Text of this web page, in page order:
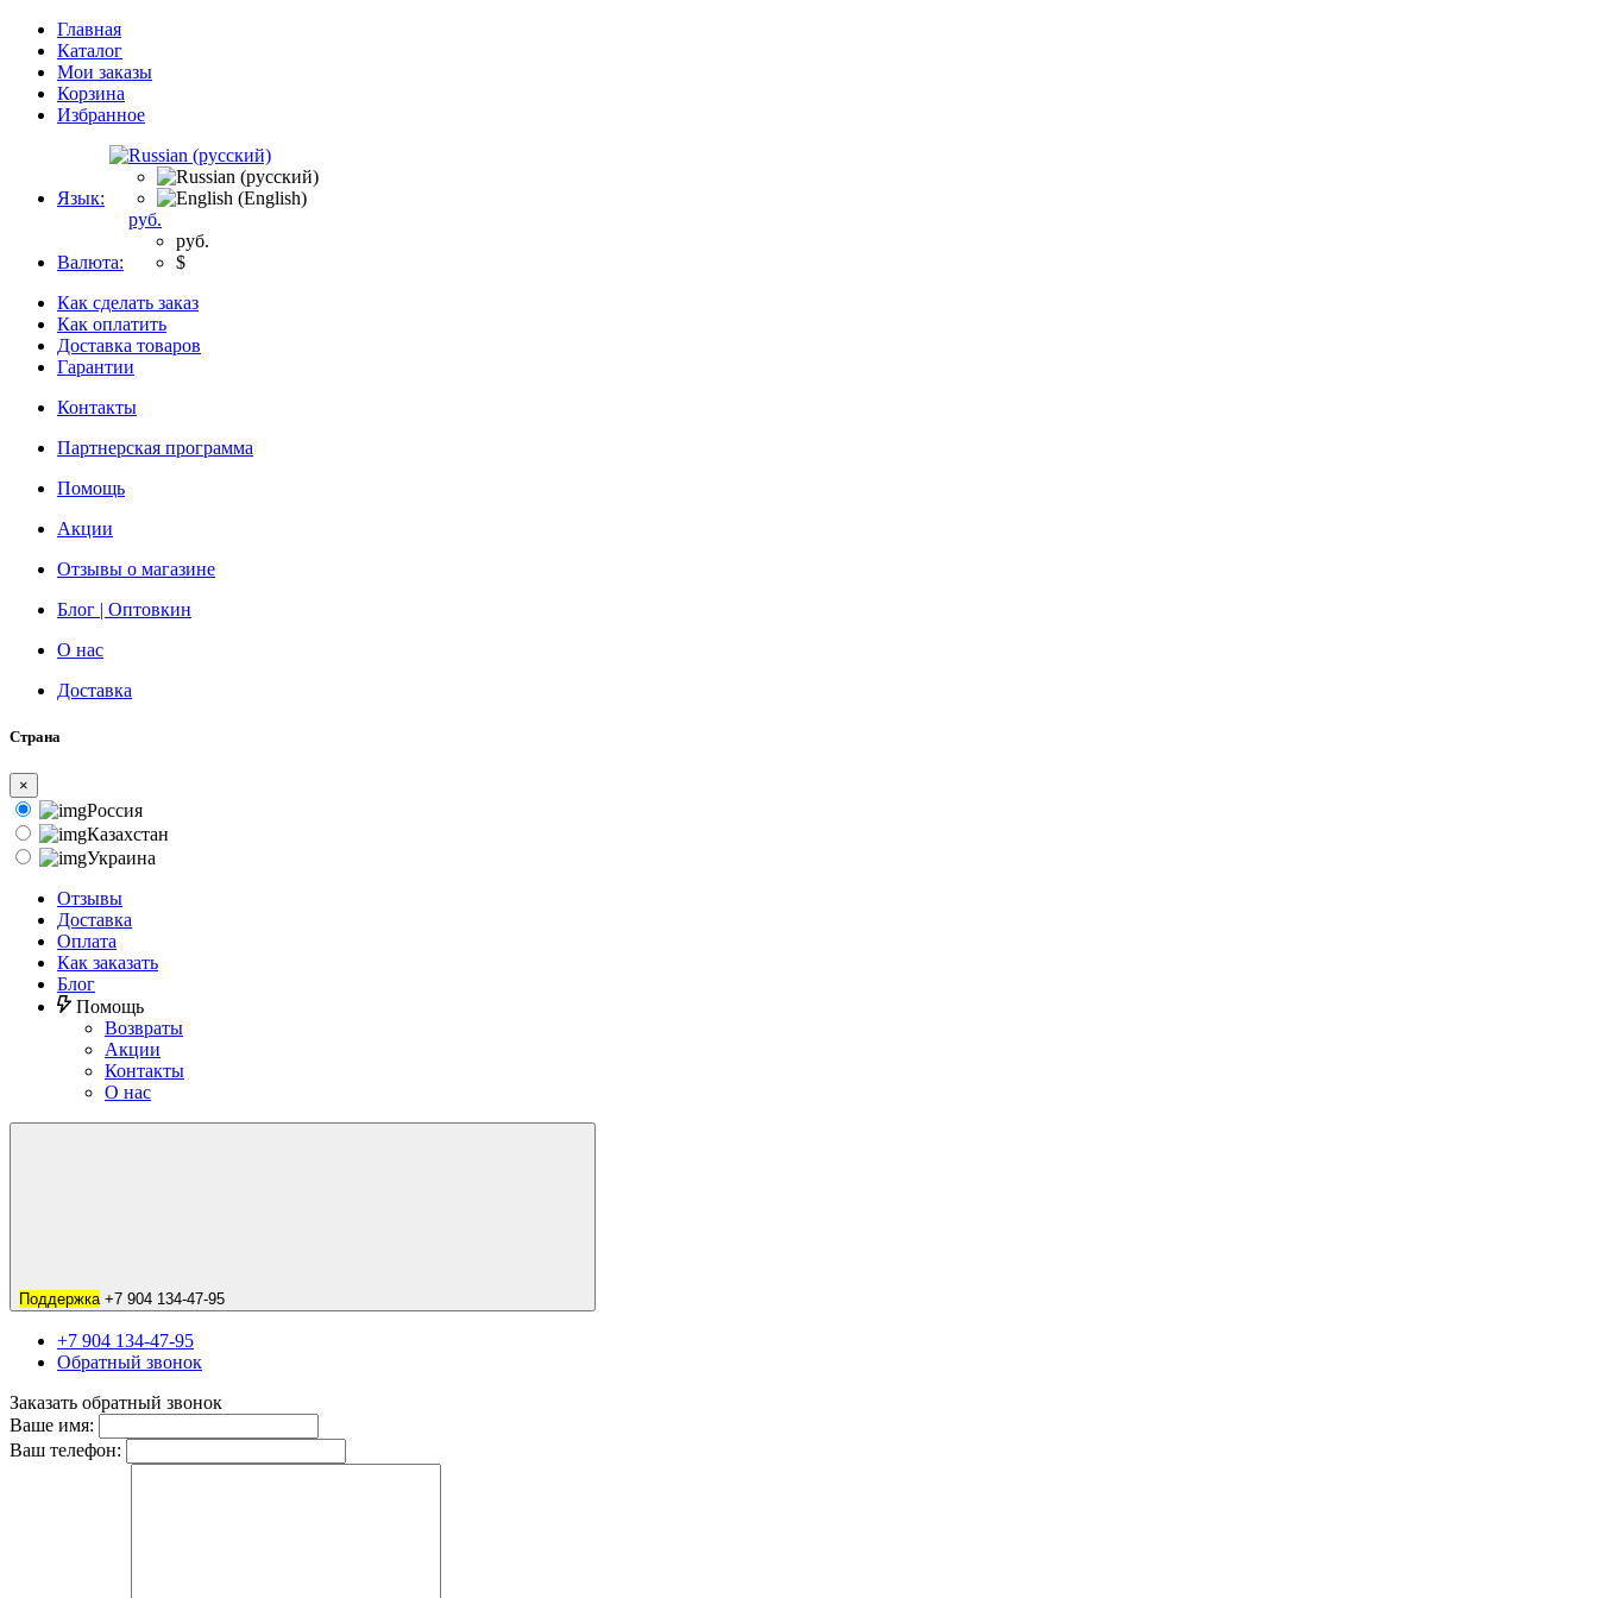
Главная
Каталог
Мои заказы
Корзина
Избранное
Язык:
Валюта:
руб.
руб.
$
Как сделать заказ
Как оплатить
Доставка товаров
Гарантии
Контакты
Партнерская программа
Помощь
Акции
Отзывы о магазине
Блог | Оптовкин
О нас
Доставка
Страна
×
Россия
Казахстан
Украина
Отзывы
Доставка
Оплата
Как заказать
Блог
Помощь
Возвраты
Акции
Контакты
О нас
Поддержка+7 904 134-47-95
+7 904 134-47-95
Обратный звонок
Заказать обратный звонок
Ваше имя:
Ваш телефон: